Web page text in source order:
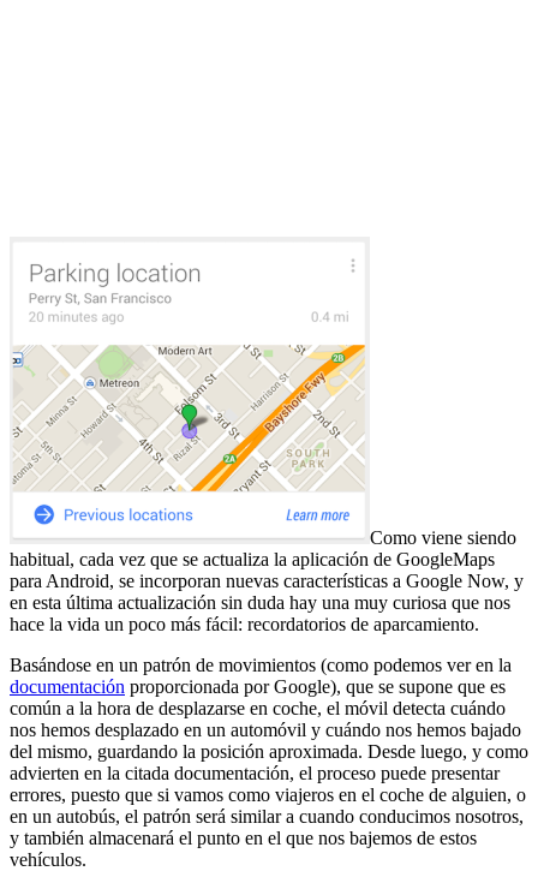
Como viene siendo
habitual, cada vez que se actualiza la aplicación de GoogleMaps
para Android, se incorporan nuevas características a Google Now, y
en esta última actualización sin duda hay una muy curiosa que nos
hace la vida un poco más fácil: recordatorios de aparcamiento.
Basándose en un patrón de movimientos (como podemos ver en la
documentación proporcionada por Google), que se supone que es
común a la hora de desplazarse en coche, el móvil detecta cuándo
nos hemos desplazado en un automóvil y cuándo nos hemos bajado
del mismo, guardando la posición aproximada. Desde luego, y como
advierten en la citada documentación, el proceso puede presentar
errores, puesto que si vamos como viajeros en el coche de alguien, o
en un autobús, el patrón será similar a cuando conducimos nosotros,
y también almacenará el punto en el que nos bajemos de estos
vehículos.